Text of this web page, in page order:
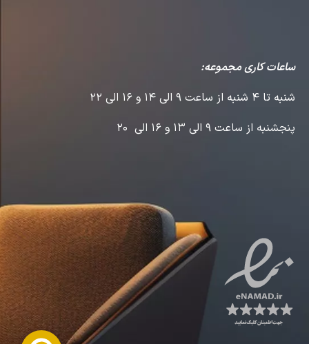
ساعات کاری مجموعه:
شنبه تا 4 شنبه از ساعت 9 الی 14 و 16 الی 22
پنجشنبه از ساعت 9 الی 13 و 16 الی 20